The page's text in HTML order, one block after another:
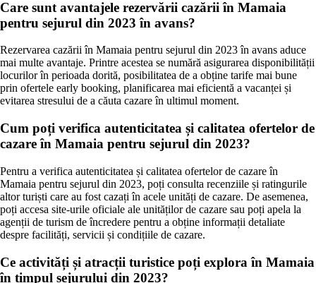
Care sunt avantajele rezervării cazării în Mamaia
pentru sejurul din 2023 în avans?
Rezervarea cazării în Mamaia pentru sejurul din 2023 în avans aduce
mai multe avantaje. Printre acestea se numără asigurarea disponibilității
locurilor în perioada dorită, posibilitatea de a obține tarife mai bune
prin ofertele early booking, planificarea mai eficientă a vacanței și
evitarea stresului de a căuta cazare în ultimul moment.
Cum poți verifica autenticitatea și calitatea ofertelor de
cazare în Mamaia pentru sejurul din 2023?
Pentru a verifica autenticitatea și calitatea ofertelor de cazare în
Mamaia pentru sejurul din 2023, poți consulta recenziile și ratingurile
altor turiști care au fost cazați în acele unități de cazare. De asemenea,
poți accesa site-urile oficiale ale unităților de cazare sau poți apela la
agenții de turism de încredere pentru a obține informații detaliate
despre facilități, servicii și condițiile de cazare.
Ce activități și atracții turistice poți explora în Mamaia
în timpul sejurului din 2023?